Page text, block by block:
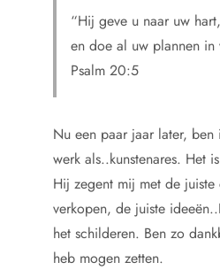
“Hij geve u naar uw hart,
en doe al uw plannen in
Psalm 20:5
Nu een paar jaar later,
werk als..kunstenares. Het
Hij zegent mij met de
verkopen, de juiste
het schilderen. Ben zo
heb mogen zetten.